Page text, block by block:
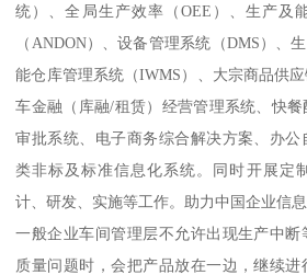
统）、全局生产效率（OEE）、生产及
（ANDON）、设备管理系统（DMS）、
能仓库管理系统（IWMS）、大宗商品供
车金融（库融/租赁）经营管理系统、快
审批系统、电子商务综合解决方案、办
类非标及标准信息化系统。同时开展定
计、研发、实施等工作。助力中国企业信息
一般企业车间管理层不允许出现生产中
质量问题时，会把产品放在一边，继续